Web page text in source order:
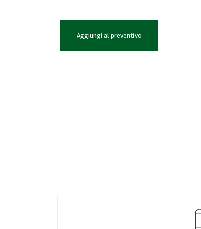
Aggiungi al preventivo